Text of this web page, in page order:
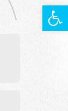
Barra de